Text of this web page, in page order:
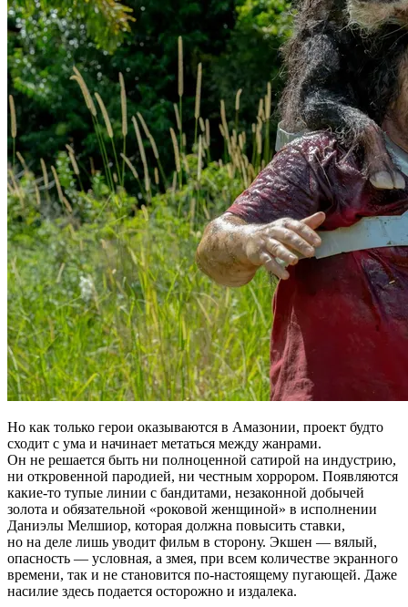
Но как только герои оказываются в Амазонии, проект будто
сходит с ума и начинает метаться между жанрами.
Он не решается быть ни полноценной сатирой на индустрию,
ни откровенной пародией, ни честным хоррором. Появляются
какие-то тупые линии с бандитами, незаконной добычей
золота и обязательной «роковой женщиной» в исполнении
Даниэлы Мелшиор, которая должна повысить ставки,
но на деле лишь уводит фильм в сторону. Экшен — вялый,
опасность — условная, а змея, при всем количестве экранного
времени, так и не становится по-настоящему пугающей. Даже
насилие здесь подается осторожно и издалека.